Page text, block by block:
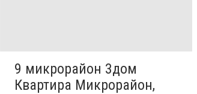
9 микрорайон 3дом
Квартира Микрорайон,